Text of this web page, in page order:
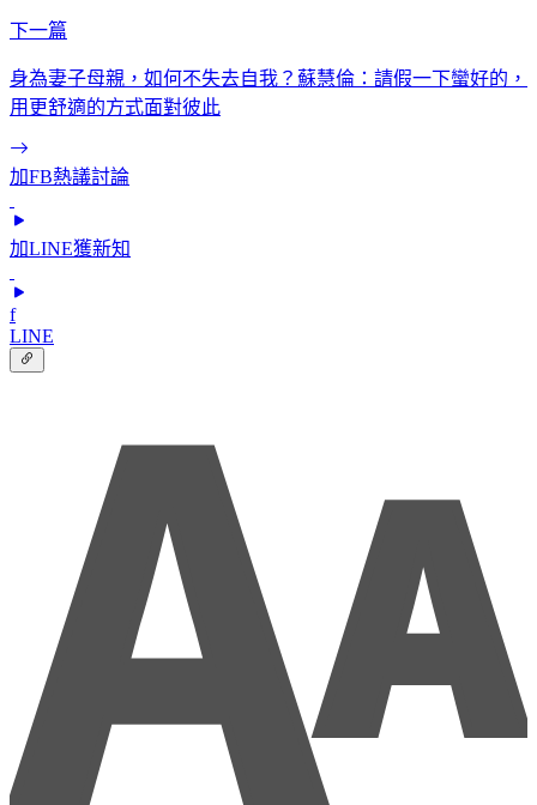
下一篇
身為妻子母親，如何不失去自我？蘇慧倫：請假一下蠻好的，
用更舒適的方式面對彼此
加FB熱議討論
加LINE獲新知
f
LINE